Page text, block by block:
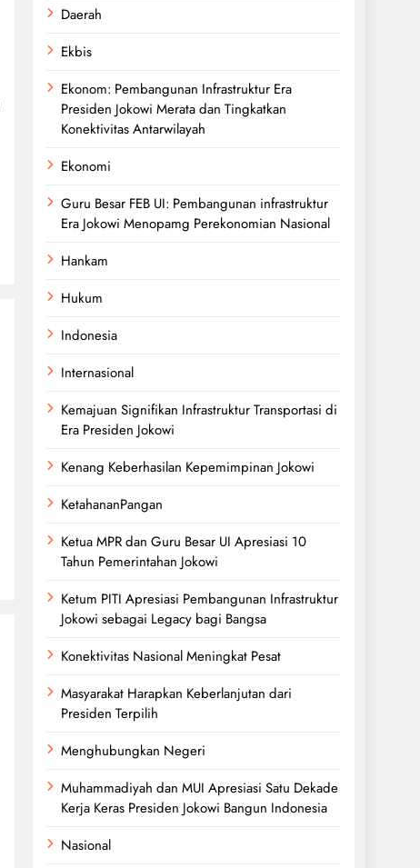
Daerah
Ekbis
Ekonom: Pembangunan Infrastruktur Era
Presiden Jokowi Merata dan Tingkatkan
Konektivitas Antarwilayah
Ekonomi
Guru Besar FEB UI: Pembangunan infrastruktur
Era Jokowi Menopamg Perekonomian Nasional
Hankam
Hukum
Indonesia
Internasional
Kemajuan Signifikan Infrastruktur Transportasi di
Era Presiden Jokowi
Kenang Keberhasilan Kepemimpinan Jokowi
KetahananPangan
Ketua MPR dan Guru Besar UI Apresiasi 10
Tahun Pemerintahan Jokowi
Ketum PITI Apresiasi Pembangunan Infrastruktur
Jokowi sebagai Legacy bagi Bangsa
Konektivitas Nasional Meningkat Pesat
Masyarakat Harapkan Keberlanjutan dari
Presiden Terpilih
Menghubungkan Negeri
Muhammadiyah dan MUI Apresiasi Satu Dekade
Kerja Keras Presiden Jokowi Bangun Indonesia
Nasional